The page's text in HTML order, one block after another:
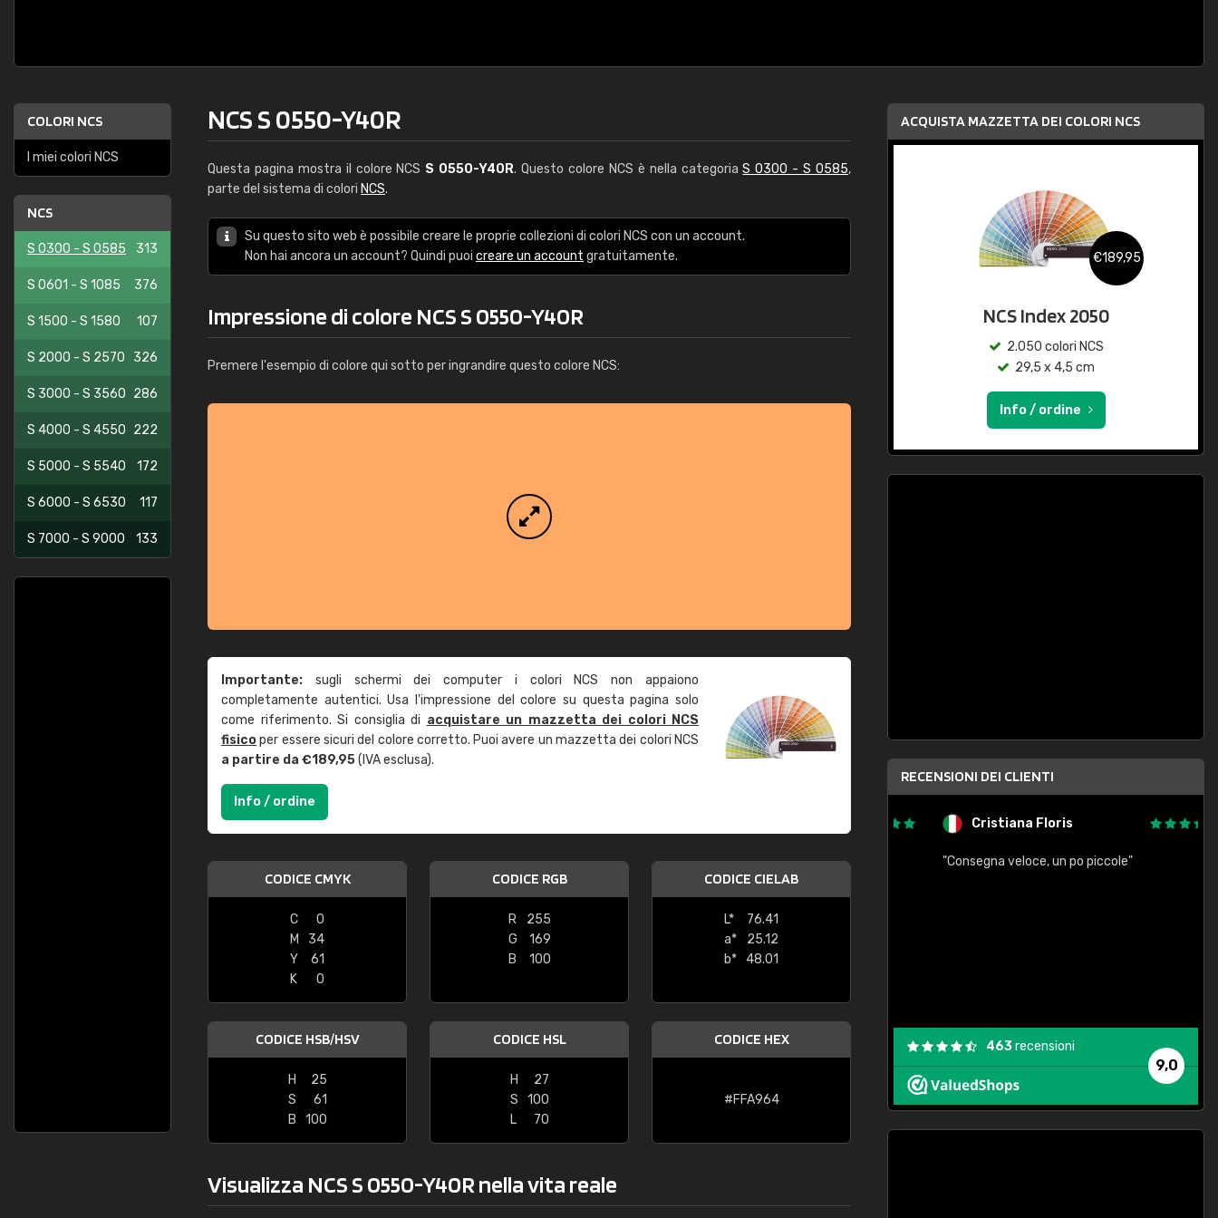
COLORI NCS
I miei colori NCS
NCS
S 0300 - S 0585 313
S 0601 - S 1085 376
S 1500 - S 1580 107
S 2000 - S 2570 326
S 3000 - S 3560 286
S 4000 - S 4550 222
S 5000 - S 5540 172
S 6000 - S 6530 117
S 7000 - S 9000 133
NCS S 0550-Y40R
Questa pagina mostra il colore NCS S 0550-Y40R. Questo colore NCS è nella categoriaS 0300 - S 0585,
parte del sistema di colori NCS.
Su questo sito web è possibile creare le proprie collezioni di colori NCS con un account.
Non hai ancora un account? Quindi puoi creare un account gratuitamente.
Impressione di colore NCS S 0550-Y40R
Premere l'esempio di colore qui sotto per ingrandire questo colore NCS:
Importante: sugli schermi dei computer i colori NCS non appaiono
completamente autentici. Usa l'impressione del colore su questa pagina solo
come riferimento. Si consiglia di acquistare un mazzetta dei colori NCS
fisicoper essere sicuri del colore corretto. Puoi avere un mazzetta dei colori NCS
a partire da €189,95(IVA esclusa).
Info / ordine
CODICE CMYK
C
0
M
34
Y
61
K
0
CODICE RGB
R
255
G
169
B
100
CODICE CIELAB
L*
76.41
a*
25.12
b*
48.01
CODICE HSB/HSV
H
25
S
61
B
100
CODICE HSL
H
27
S
100
L
70
CODICE HEX
#FFA964
Visualizza NCS S 0550-Y40R nella vita reale
ACQUISTA MAZZETTA DEI COLORI NCS
€189,95
NCS Index 2050
2.050 colori NCS
29,5 x 4,5 cm
Info / ordine
RECENSIONI DEI CLIENTI
"buon servizio"
Cristiana Floris
"Consegna veloce, un po piccole"
9,0
463recensioni